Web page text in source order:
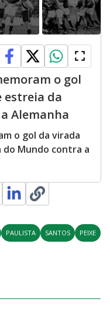
o gol
estreia da
Alemanha
o gol da virada
Mundo contra a
PAULISTA SANTOS
PEIXE